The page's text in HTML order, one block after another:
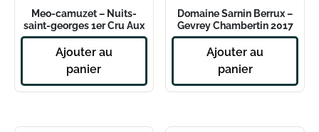
Meo-camuzet – Nuits-
saint-georges 1er Cru Aux
Boudots 2020
Ajouter au
panier
Domaine Sarnin Berrux –
Gevrey Chambertin 2017
Ajouter au
panier